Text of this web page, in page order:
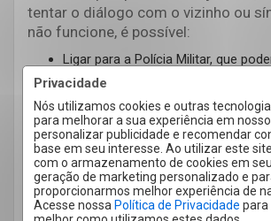
Privacidade
Nós utilizamos cookies e outras
para melhorar a sua experiência em
personalizar publicidade e recomendar
base em seu interesse. Ao utilizar este
com o armazenamento de cookies em
geração de marketing personalizado e
proporcionarmos melhor experiência de
Acesse nossa Política de Privacidade para
tentar o diálogo com o vizinho ou
não funcione, é possível:
Ligar para a Polícia Militar, que
de decibéis e registrar um boletim
Se necessário, acionar o Ministério
Algumas cidades contam com
Disque Sossego, que facilitam a
perturbação do sossego.
Dicas para manter a convivência